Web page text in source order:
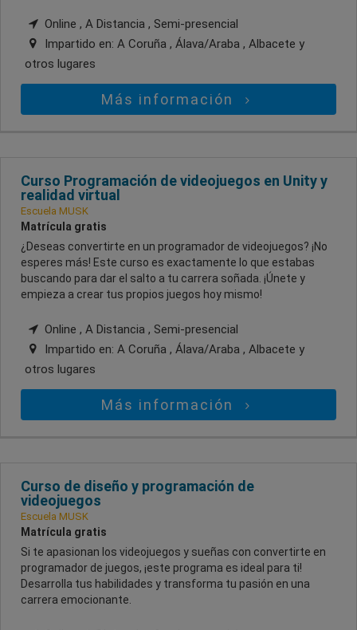
Online , A Distancia , Semi-presencial
Impartido en: A Coruña , Álava/Araba , Albacete y
otros lugares
Más información
Curso Programación de videojuegos en Unity y
realidad virtual
Escuela MUSK
Matrícula gratis
¿Deseas convertirte en un programador de videojuegos? ¡No
esperes más! Este curso es exactamente lo que estabas
buscando para dar el salto a tu carrera soñada. ¡Únete y
empieza a crear tus propios juegos hoy mismo!
Online , A Distancia , Semi-presencial
Impartido en: A Coruña , Álava/Araba , Albacete y
otros lugares
Más información
Curso de diseño y programación de
videojuegos
Escuela MUSK
Matrícula gratis
Si te apasionan los videojuegos y sueñas con convertirte en
programador de juegos, ¡este programa es ideal para ti!
Desarrolla tus habilidades y transforma tu pasión en una
carrera emocionante.